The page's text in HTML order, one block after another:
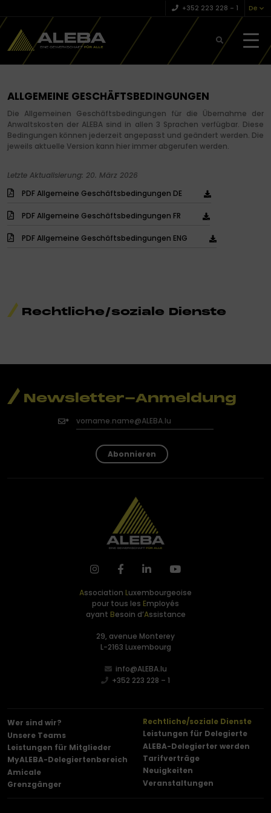
+352 223 228 – 1 De
ALLGEMEINE GESCHÄFTSBEDINGUNGEN
Die Allgemeinen Geschäftsbedingungen für die Übernahme der
Anwaltskosten der ALEBA sind in allen 3 Sprachen verfügbar. Diese
Bedingungen können jederzeit angepasst und geändert werden. Die
jeweils aktuelle Version kann hier immer abgerufen werden.
Letzte Aktualisierung: 20. März 2026
PDF Allgemeine Geschäftsbedingungen DE
PDF Allgemeine Geschäftsbedingungen FR
PDF Allgemeine Geschäftsbedingungen ENG
Rechtliche/soziale Dienste
Newsletter-Anmeldung
Abonnieren
Association Luxembourgeoise
pour tous les Employés
ayant Besoin d’Assistance
29, avenue Monterey
L-2163 Luxembourg
info@ALEBA.lu
+352 223 228 – 1
Wer sind wir?
Unsere Teams
Leistungen für Mitglieder
MyALEBA-Delegiertenbereich
Amicale
Grenzgänger
Rechtliche/soziale Dienste
Leistungen für Delegierte
ALEBA-Delegierter werden
Tarifverträge
Neuigkeiten
Veranstaltungen